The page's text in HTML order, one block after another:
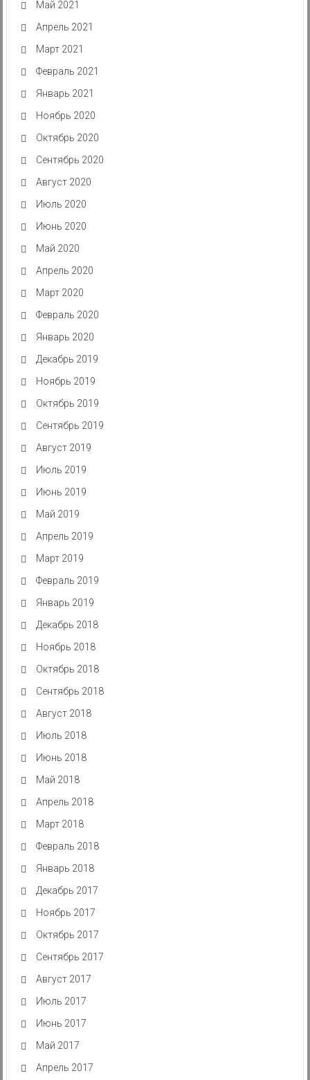
Май 2021
Апрель 2021
Март 2021
Февраль 2021
Январь 2021
Ноябрь 2020
Октябрь 2020
Сентябрь 2020
Август 2020
Июль 2020
Июнь 2020
Май 2020
Апрель 2020
Март 2020
Февраль 2020
Январь 2020
Декабрь 2019
Ноябрь 2019
Октябрь 2019
Сентябрь 2019
Август 2019
Июль 2019
Июнь 2019
Май 2019
Апрель 2019
Март 2019
Февраль 2019
Январь 2019
Декабрь 2018
Ноябрь 2018
Октябрь 2018
Сентябрь 2018
Август 2018
Июль 2018
Июнь 2018
Май 2018
Апрель 2018
Март 2018
Февраль 2018
Январь 2018
Декабрь 2017
Ноябрь 2017
Октябрь 2017
Сентябрь 2017
Август 2017
Июль 2017
Июнь 2017
Май 2017
Апрель 2017